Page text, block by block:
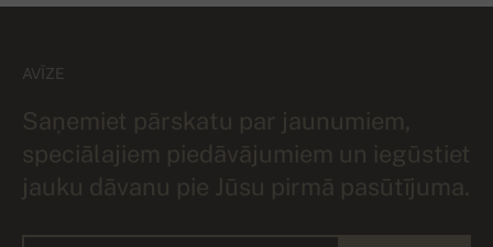
AVĪZE
Saņemiet pārskatu par jaunumiem,
speciālajiem piedāvājumiem un iegūstiet
jauku dāvanu pie Jūsu pirmā pasūtījuma.